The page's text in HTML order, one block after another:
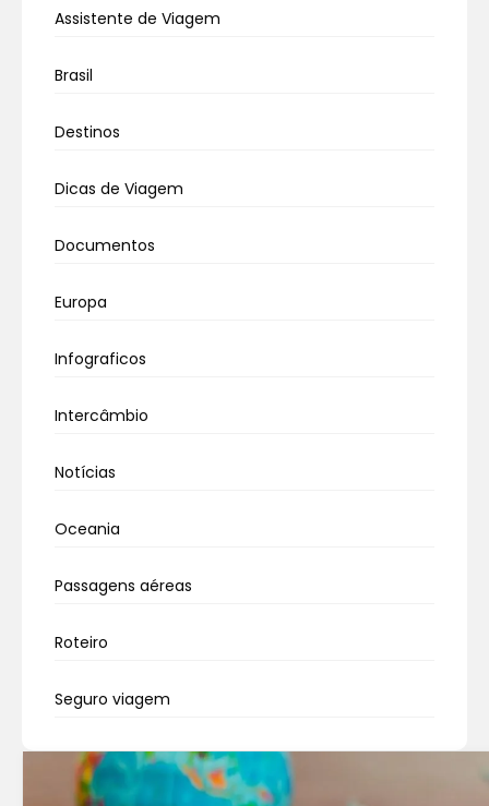
Assistente de Viagem
Brasil
Destinos
Dicas de Viagem
Documentos
Europa
Infograficos
Intercâmbio
Notícias
Oceania
Passagens aéreas
Roteiro
Seguro viagem